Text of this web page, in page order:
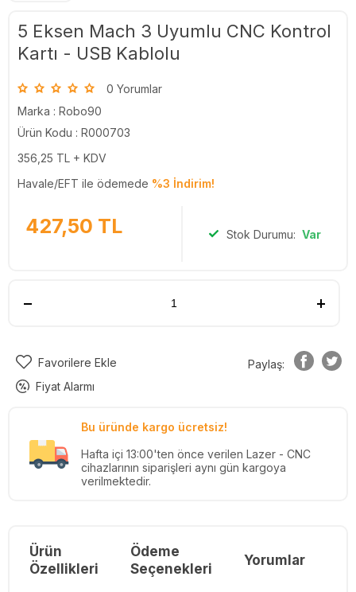
5 Eksen Mach 3 Uyumlu CNC Kontrol
Kartı - USB Kablolu
0 Yorumlar
Marka : Robo90
Ürün Kodu : R000703
356,25 TL + KDV
Havale/EFT ile ödemede %3 İndirim!
427,50 TL Stok Durumu: Var
Favorilere Ekle
Fiyat Alarmı
Paylaş:
Bu üründe kargo ücretsiz!
Hafta içi 13:00'ten önce verilen Lazer - CNC
cihazlarının siparişleri aynı gün kargoya
verilmektedir.
Ürün
Özellikleri
Ödeme
Seçenekleri
Yorumlar